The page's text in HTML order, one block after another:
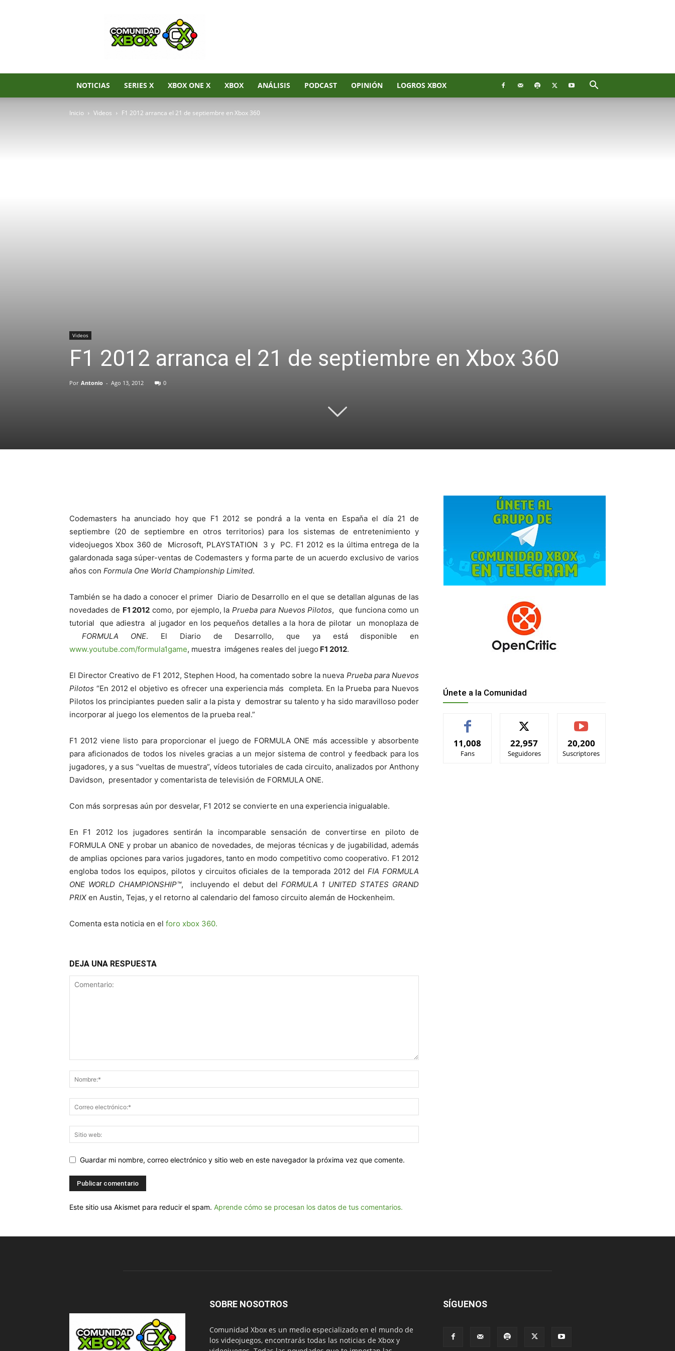
Noticias
de
Xbox
Series
Xbox
One
360
NOTICIAS SERIES X XBOX ONE X XBOX ANÁLISIS PODCAST OPINIÓN LOGROS XBOX
Inicio Videos F1 2012 arranca el 21 de septiembre en Xbox 360
Videos
F1 2012 arranca el 21 de septiembre en Xbox 360
Por Antonio - Ago 13, 2012 0
Codemasters ha anunciado hoy que F1 2012 se pondrá a la venta en Espaňa el día 21 de
septiembre (20 de septiembre en otros territorios) para los sistemas de entretenimiento y
videojuegos Xbox 360 de Microsoft, PLAYSTATION 3 y PC. F1 2012 es la última entrega de la
galardonada saga súper-ventas de Codemasters y forma parte de un acuerdo exclusivo de varios
aňos con Formula One World Championship Limited.
También se ha dado a conocer el primer Diario de Desarrollo en el que se detallan algunas de las
novedades de F1 2012 como, por ejemplo, la Prueba para Nuevos Pilotos, que funciona como un
tutorial que adiestra al jugador en los pequeňos detalles a la hora de pilotar un monoplaza de
FORMULA ONE. El Diario de Desarrollo, que ya está disponible en
www.youtube.com/formula1game, muestra imágenes reales del juego F1 2012.
El Director Creativo de F1 2012, Stephen Hood, ha comentado sobre la nueva Prueba para Nuevos
Pilotos “En 2012 el objetivo es ofrecer una experiencia más completa. En la Prueba para Nuevos
Pilotos los principiantes pueden salir a la pista y demostrar su talento y ha sido maravilloso poder
incorporar al juego los elementos de la prueba real.”
F1 2012 viene listo para proporcionar el juego de FORMULA ONE más accessible y absorbente
para aficionados de todos los niveles gracias a un mejor sistema de control y feedback para los
jugadores, y a sus “vueltas de muestra”, vídeos tutoriales de cada circuito, analizados por Anthony
Davidson, presentador y comentarista de televisión de FORMULA ONE.
Con más sorpresas aún por desvelar, F1 2012 se convierte en una experiencia inigualable.
En F1 2012 los jugadores sentirán la incomparable sensación de convertirse en piloto de
FORMULA ONE y probar un abanico de novedades, de mejoras técnicas y de jugabilidad, además
de amplias opciones para varios jugadores, tanto en modo competitivo como cooperativo. F1 2012
engloba todos los equipos, pilotos y circuitos oficiales de la temporada 2012 delFIA FORMULA
ONE WORLD CHAMPIONSHIP™, incluyendo el debut delFORMULA 1 UNITED STATES GRAND
PRIX en Austin, Tejas, y el retorno al calendario del famoso circuito alemán de Hockenheim.
Comenta esta noticia en el foro xbox 360.
DEJA UNA RESPUESTA
Guardar mi nombre, correo electrónico y sitio web en este navegador la próxima vez que comente.
Este sitio usa Akismet para reducir el spam. Aprende cómo se procesan los datos de tus comentarios.
Únete a la Comunidad
11,008
Fans
22,957
Seguidores
20,200
Suscriptores
SOBRE NOSOTROS
Comunidad Xbox es un medio especializado en el mundo de
los videojuegos, encontrarás todas las noticias de Xbox y
SÍGUENOS